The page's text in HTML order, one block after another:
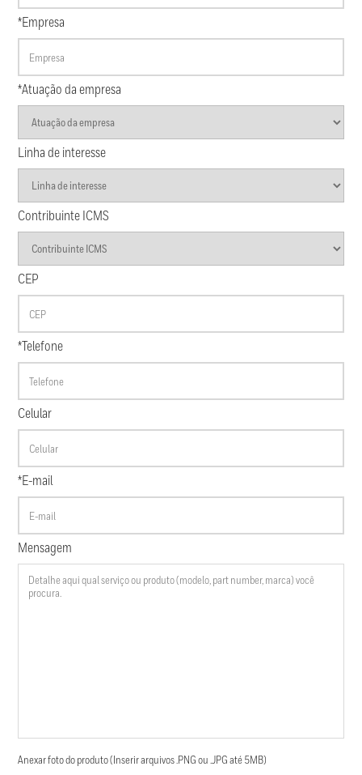
*Empresa
*Atuação da empresa
Linha de interesse
Contribuinte ICMS
CEP
*Telefone
Celular
*E-mail
Mensagem
Anexar foto do produto (Inserir arquivos .PNG ou .JPG até 5MB)